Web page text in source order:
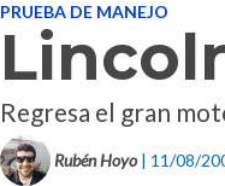
PRUEBA DE MANEJO
Regresa el gran
Rubén Hoyo | 11/08/